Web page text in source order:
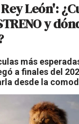
León':
y
más
a finales del
desde la